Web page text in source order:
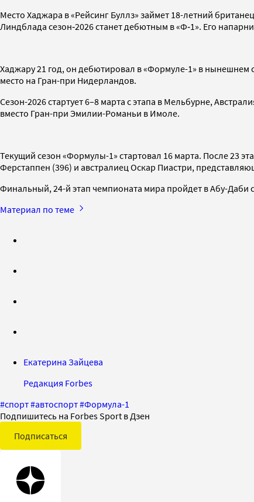
Место Хаджара в «Рейсинг Буллз» займет 18-летний
Линдблада сезон‑2026 станет дебютным в «Ф‑1». Его
Хаджару 21 год, он дебютировал в «Формуле-1» в нынешнем
место на Гран-при Нидерландов.
Сезон-2026 стартует 6–8 марта с этапа в Мельбурне,
вместо Гран-при Эмилии-Романьи в Имоле.
Текущий сезон «Формулы-1» стартовал 16 марта. После 23
Ферстаппен (396) и австралиец Оскар Пиастри,
Финальный, 24-й этап чемпионата мира пройдет в Абу-Даби
Материал по теме
Екатерина Зайцева
Редакция Forbes
#спорт#автоспорт#Формула-1
Подпишитесь на Forbes Sport в Дзен
Подписаться